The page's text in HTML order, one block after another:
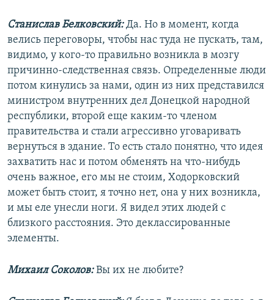
Станислав Белковский:Да. Но в момент, когда
велись переговоры, чтобы нас туда не пускать, там,
видимо, у кого-то правильно возникла в мозгу
причинно-следственная связь. Определенные люди
потом кинулись за нами, один из них представился
министром внутренних дел Донецкой народной
республики, второй еще каким-то членом
правительства и стали агрессивно уговаривать
вернуться в здание. То есть стало понятно, что идея
захватить нас и потом обменять на что-нибудь
очень важное, его мы не стоим, Ходорковский
может быть стоит, я точно нет, она у них возникла,
и мы еле унесли ноги. Я видел этих людей с
близкого расстояния. Это деклассированные
элементы.
Михаил Соколов:Вы их не любите?